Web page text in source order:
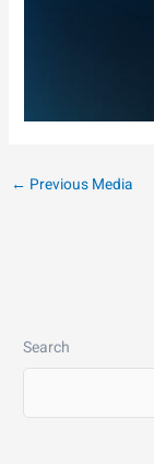
← Previous Media
Search